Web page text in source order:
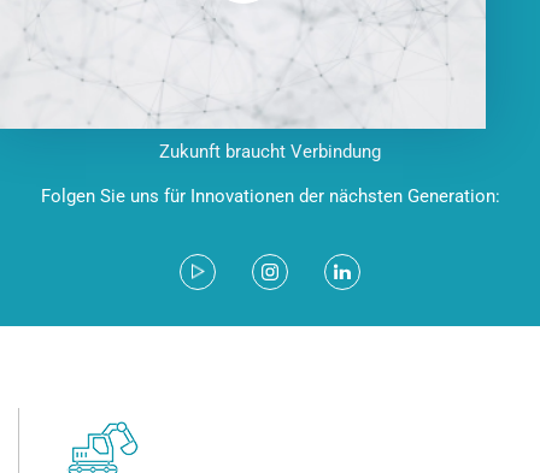
Zukunft braucht Verbindung
Folgen Sie uns für Innovationen der nächsten Generation: